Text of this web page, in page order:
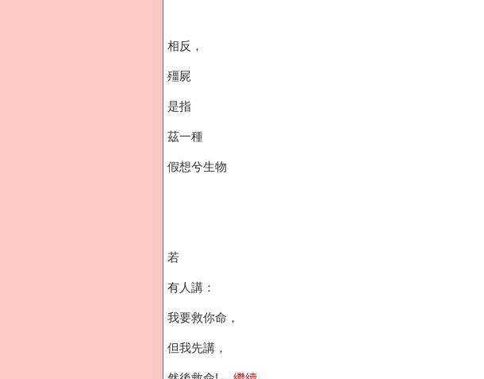
相反，
殭屍
是指
茲一種
假想兮生物
若
有人講：
我要救你命，
但我先講，